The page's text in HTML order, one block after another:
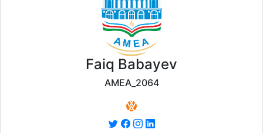
Faiq Babayev
AMEA_2064